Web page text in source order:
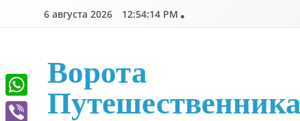
6 августа 2026 12:54:15 PM
Ворота
Путешественника
WhatsApp